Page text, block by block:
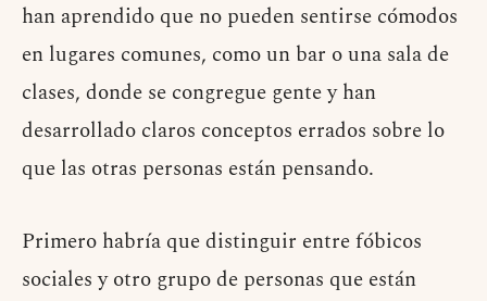
han aprendido que no pueden sentirse cómodos
en lugares comunes, como un bar o una sala de
clases, donde se congregue gente y han
desarrollado claros conceptos errados sobre lo
que las otras personas están pensando.
Primero habría que distinguir entre fóbicos
sociales y otro grupo de personas que están